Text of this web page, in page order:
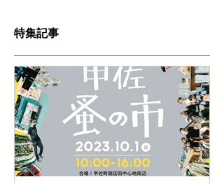
特集記事